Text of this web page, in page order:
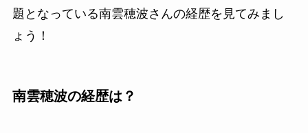
題となっている南雲穂波さんの経歴を見てみまし
ょう！
南雲穂波の経歴は？